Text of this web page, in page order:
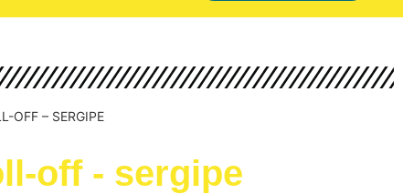
OFF – SERGIPE
off - sergipe